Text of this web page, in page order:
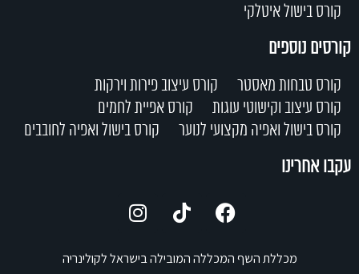
קורס בישול איטלקי
קורסים נוספים
קורס טבחות מאסטר
קורס עיצוב פירות וירקות
קורס עיצוב וקישוטי עוגות
קורס אפיית לחמים
קורס בישול ואפיה מקצועי לנוער
קורס בישול ואפיה לחובבים
עקבו אחרינו
מכללת השף המכללה המובילה בישראל לקולינריה